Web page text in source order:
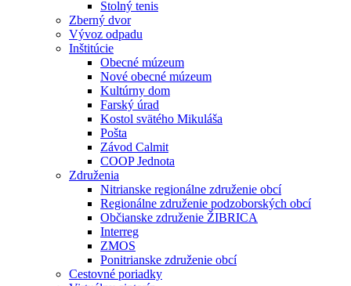
Stolný tenis
Zberný dvor
Vývoz odpadu
Inštitúcie
Obecné múzeum
Nové obecné múzeum
Kultúrny dom
Farský úrad
Kostol svätého Mikuláša
Pošta
Závod Calmit
COOP Jednota
Združenia
Nitrianske regionálne združenie obcí
Regionálne združenie podzoborských obcí
Občianske združenie ŽIBRICA
Interreg
ZMOS
Ponitrianske združenie obcí
Cestovné poriadky